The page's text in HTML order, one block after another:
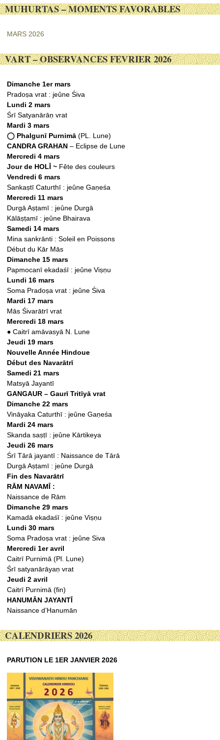
MUHURTAS – MOMENTS FAVORABLES
MARS 2026
VART – OBSERVANCES FEVRIER 2026
Dimanche 1er mars
Pradoṣa vrat : jeûne Śiva
Lundi 2 mars
Śrī Satyanārāṇ vrat
Mardi 3 mars
◯ Phalgunī Purnimā(PL. Lune)
CANDRA GRAHAN – Eclipse de Lune
Mercredi 4 mars
Jour de HOLĪ ~ Fête des couleurs
Vendredi 6 mars
Sankaṣtī Caturthī : jeûne Gaṇeśa
Mercredi 11 mars
Durgā Aṣṭamī : jeûne Durgā
Kālāṣṭamī : jeûne Bhairava
Samedi 14 mars
Mina sankrānti : Soleil en Poissons
Début du Kār Mās
Dimanche 15 mars
Papmocanī ekadaśī : jeûne Viṣṇu
Lundi 16 mars
Soma Pradoṣa vrat : jeûne Śiva
Mardi 17 mars
Mās Śivarātrī vrat
Mercredi 18 mars
●Caitrī amāvasyā N. Lune
Jeudi 19 mars
Nouvelle Année Hindoue
Début des Navarātrī
Samedi 21 mars
Matsyā Jayantī
GANGAUR – Gaurī Tritīyā vrat
Dimanche 22 mars
Vināyaka Caturthī : jeûne Gaṇeśa
Mardi 24 mars
Skanda saṣṭī : jeûne Kārtikeya
Jeudi 26 mars
Śrī Tārā jayantī : Naissance de Tārā
Durgā Aṣṭamī : jeûne Durgā
Fin des Navarātrī
RĀM NAVAMĪ :
Naissance de Rām
Dimanche 29 mars
Kamadā ekadaśī : jeûne Viṣṇu
Lundi 30 mars
Soma Pradoṣa vrat : jeûne Siva
Mercredi 1er avril
Caitrī Purnimā (Pl. Lune)
Śrī satyanārāyaṇ vrat
Jeudi 2 avril
Caitrī Purnimā (fin)
HANUMĀN JAYANTĪ
Naissance d’Hanumān
CALENDRIERS 2026
PARUTION LE 1ER JANVIER 2026